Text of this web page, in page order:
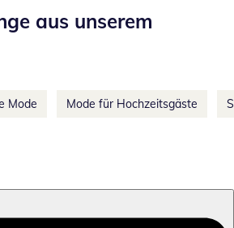
aus unserem
Mode Mode für Hochzeitsgäste